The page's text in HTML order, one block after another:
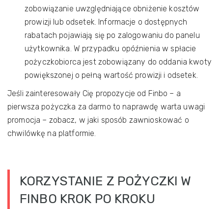
zobowiązanie uwzględniające obniżenie kosztów
prowizji lub odsetek. Informacje o dostępnych
rabatach pojawiają się po zalogowaniu do panelu
użytkownika. W przypadku opóźnienia w spłacie
pożyczkobiorca jest zobowiązany do oddania kwoty
powiększonej o pełną wartość prowizji i odsetek.
Jeśli zainteresowały Cię propozycje od Finbo – a
pierwsza pożyczka za darmo to naprawdę warta uwagi
promocja – zobacz, w jaki sposób zawnioskować o
chwilówkę na platformie.
KORZYSTANIE Z POŻYCZKI W
FINBO KROK PO KROKU